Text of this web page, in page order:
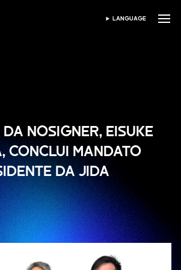
SELECIONAR IDIOMA
LANGUAGE
NOSIGNER, EISUKE
CONCLUI MANDATO
DA JIDA